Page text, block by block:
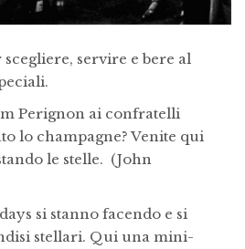
servire e bere al
Perignon ai confratelli
lo champagne? Venite qui
le stelle. (John
si stanno facendo e si
stellari. Qui una mini-